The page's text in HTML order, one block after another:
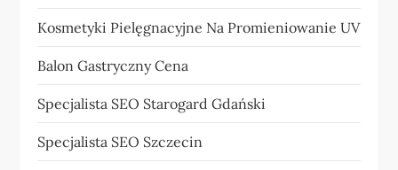
Kosmetyki Pielęgnacyjne Na Promieniowanie UV
Balon Gastryczny Cena
Specjalista SEO Starogard Gdański
Specjalista SEO Szczecin